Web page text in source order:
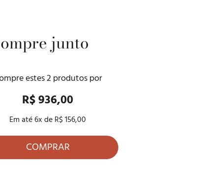
junto
estes2produtos por
R$ 936,00
Em até6x deR$ 156,00
COMPRAR